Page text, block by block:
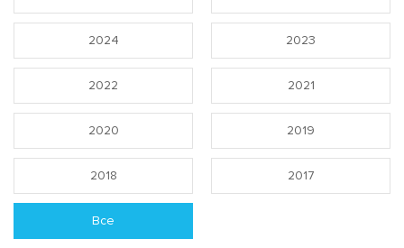
2024 2023
2022 2021
2020 2019
2018 2017
Все